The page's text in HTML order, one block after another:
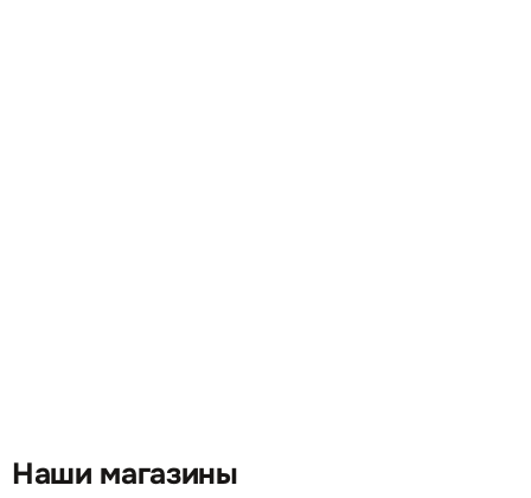
Наши магазины